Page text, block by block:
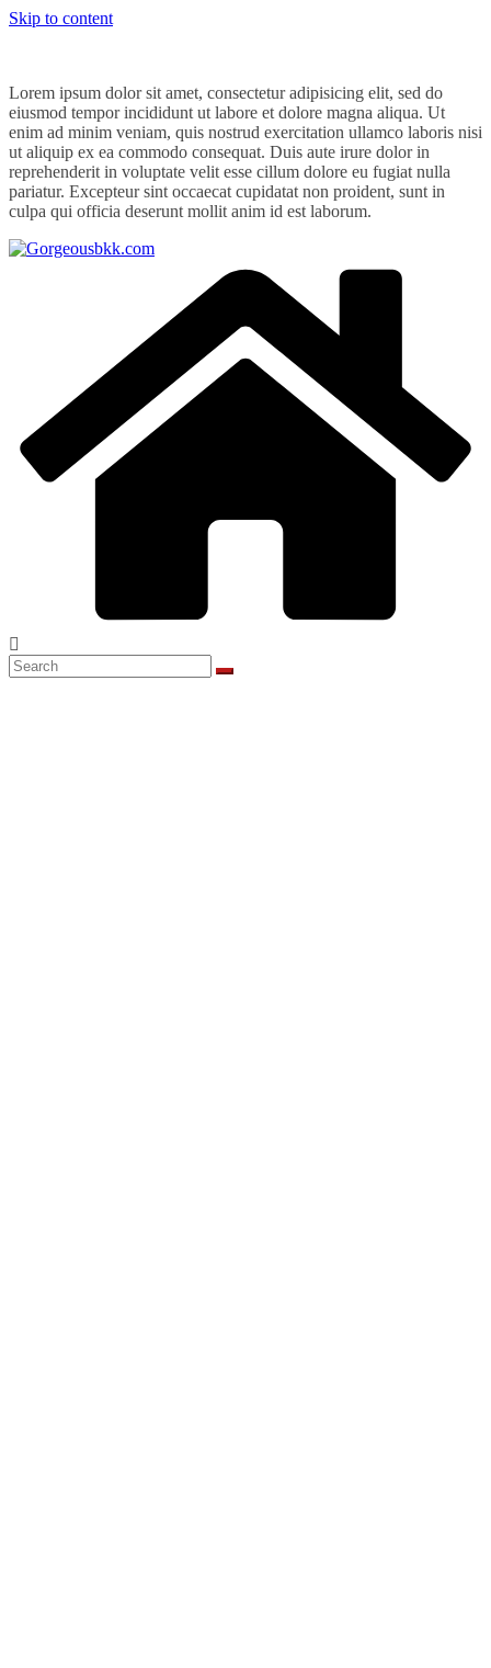
Skip to content
Lorem ipsum dolor sit amet, consectetur adipisicing elit, sed do
eiusmod tempor incididunt ut labore et dolore magna aliqua. Ut
enim ad minim veniam, quis nostrud exercitation ullamco laboris nisi
ut aliquip ex ea commodo consequat. Duis aute irure dolor in
reprehenderit in voluptate velit esse cillum dolore eu fugiat nulla
pariatur. Excepteur sint occaecat cupidatat non proident, sunt in
culpa qui officia deserunt mollit anim id est laborum.